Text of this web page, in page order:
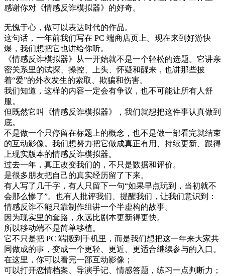
感谢你对《情感反诈模拟器》的好奇。
无愧于心，做可以表达时代的作品。
这句话，一年前我们写在 PC 端商店页上。现在来到好游快
爆，我们想把它也讲给你听。
《情感反诈模拟器》从一开始就不是一个轻松的选题。它讲亲
密关系里的试探、操控、上头、怀疑和醒来，也讲那些披
着“爱”的外衣发生的索取、欺骗和伤害。
我们知道，这样的内容一定会有争议，也不可能让所有人舒
服。
但既然它叫《情感反诈模拟器》，我们就想把这件事认真做到
底。
不是做一个只停留在标题上的概念，也不是做一部看完就结束
的互动影像。我们想努力把它做成真正有用、持续更新、跟得
上现实版本的情感反诈模拟器。
过去一年，真正改变我们的，不只是数据和评价。
是很多朋友把自己的真实经历留了下来。
有人写了几千字，有人只留下一句“如果早点玩到，当初就不
会那么惨了”。也有人批评我们、提醒我们，让我们意识到：
情感反诈不能只靠制作组讲一个半虚构的故事。
因为现实里的套路，永远比剧本更新得更快。
所以移动端不是简单移植。
它不只是把 PC 端搬到手机里，而是我们想把这一年来大家共
同做成的事，变成一个更轻、更近、更适合继续参与的入口。
在这里，你可以看完一部互动影像；
可以打开恋情档案、导演手记、情感答题，练习一点判断力；